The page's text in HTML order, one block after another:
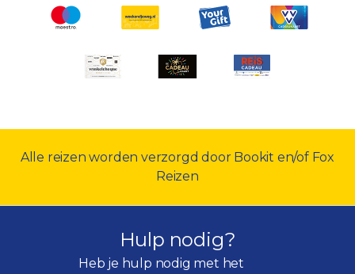
Alle reizen worden verzorgd door Bookit en/of Fox
Reizen
Hulp nodig?
Heb je hulp nodig met het